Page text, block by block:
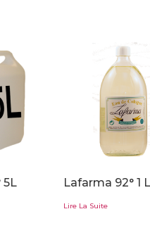
5L Lafarma 92° 1 L
Lire La Suite